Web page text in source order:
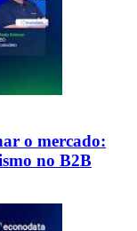
o mercado:
no B2B